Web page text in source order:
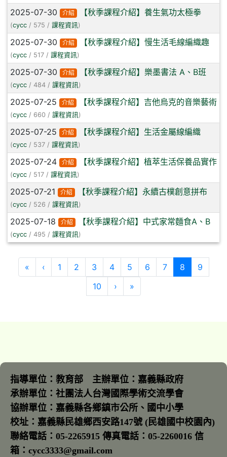
2025-07-30 介紹 【秋季課程介紹】養生氣功太極拳
(cycc / 575 / 課程資訊)
2025-07-30 介紹 【秋季課程介紹】慢生活毛線編織趣
(cycc / 517 / 課程資訊)
2025-07-30 介紹 【秋季課程介紹】樂墨書法 A、B班
(cycc / 484 / 課程資訊)
2025-07-25 介紹 【秋季課程介紹】吉他烏克的音樂藝術
(cycc / 660 / 課程資訊)
2025-07-25 介紹 【秋季課程介紹】生活金屬線編織
(cycc / 537 / 課程資訊)
2025-07-24 介紹 【秋季課程介紹】植萃生活保養品實作
(cycc / 517 / 課程資訊)
2025-07-21 介紹 【秋季課程介紹】永續古樸創意拼布
(cycc / 526 / 課程資訊)
2025-07-18 介紹 【秋季課程介紹】中式家常麵食A、B
(cycc / 495 / 課程資訊)
«第一頁
‹上一頁
1 2 3 4 5 6 7 8(目前頁次)
9
10
›下一頁
»最後頁
指導單位：教育部 主辦單位：嘉義縣政府
承辦單位：社團法人台灣國際學術交流學會
協辦單位：嘉義縣各鄉鎮市公所、國中小學
校址：嘉義縣民雄鄉西安路147號 (民雄國中校園內)
聯絡電話：05-2265915 傳真電話：05-2260016 信
箱：cycc3333@gmail.com